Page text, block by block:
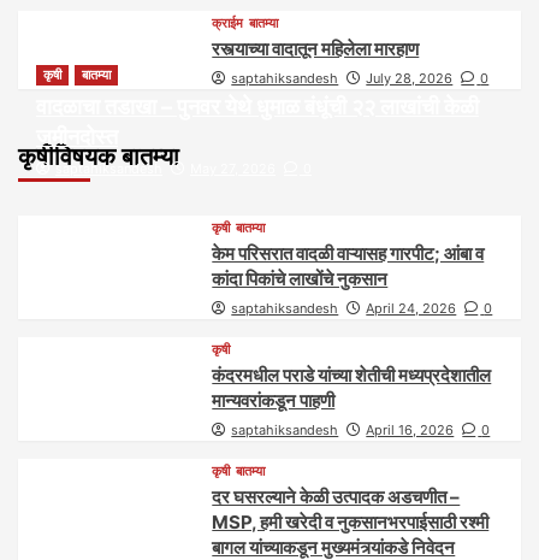
क्राईम बातम्या
रस्त्याच्या वादातून महिलेला मारहाण
saptahiksandesh July 28, 2026 0
कृषीविषयक बातम्या
कृषी बातम्या
saptahiksandesh
कृषी बातम्या
केम परिसरात वादळी वाऱ्यासह गारपीट; आंबा व
कांदा पिकांचे लाखोंचे नुकसान
saptahiksandesh April 24, 2026 0
कृषी
कंदरमधील पराडे यांच्या शेतीची मध्यप्रदेशातील
मान्यवरांकडून पाहणी
saptahiksandesh April 16, 2026 0
कृषी बातम्या
दर घसरल्याने केळी उत्पादक अडचणीत –
MSP, हमी खरेदी व नुकसानभरपाईसाठी रश्मी
बागल यांच्याकडून मुख्यमंत्र्यांकडे निवेदन